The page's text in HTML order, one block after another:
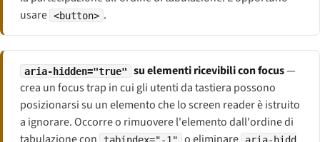
usare <button> .
aria-hidden="true" su elementi ricevibili con focus—
crea un focus trap in cui gli utenti da tastiera possono
posizionarsi su un elemento che lo screen reader è istruito
a ignorare. Occorre o rimuovere l'elemento dall'ordine di
tabindex="-1"
aria-hidd